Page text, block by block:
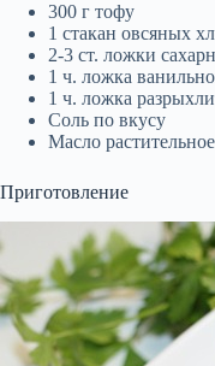
300 г тофу
1 стакан овсяных
2-3 ст. ложки
1 ч. ложка
1 ч. ложка
Соль по вкусу
Масло
Приготовление